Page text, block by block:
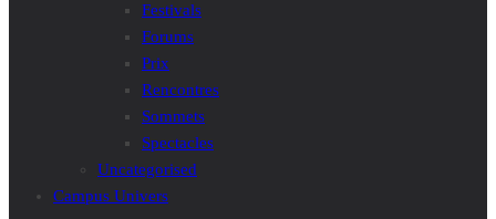
Festivals
Forums
Prix
Rencontres
Sommets
Spectacles
Uncategorised
Campus Univers